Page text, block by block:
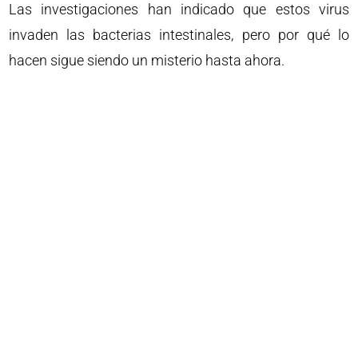
Las investigaciones han indicado que estos virus
invaden las bacterias intestinales, pero por qué lo
hacen sigue siendo un misterio hasta ahora.